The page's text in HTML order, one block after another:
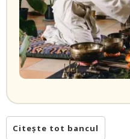
Citește tot bancul